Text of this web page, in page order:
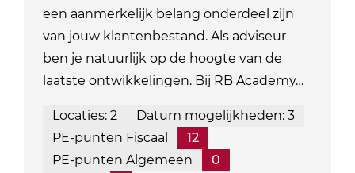
een aanmerkelijk belang onderdeel zijn
van jouw klantenbestand. Als adviseur
ben je natuurlijk op de hoogte van de
laatste ontwikkelingen. Bij RB Academy…
Locaties: 2
Datum mogelijkheden: 3
PE-punten Fiscaal
12
PE-punten Algemeen
0